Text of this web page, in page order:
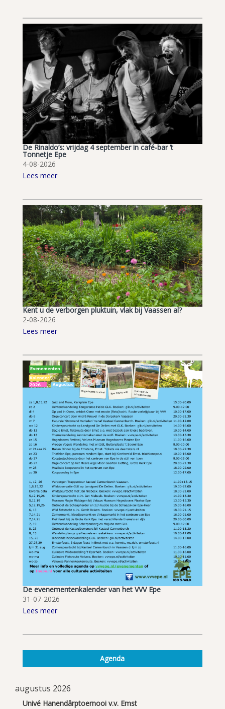
De Rinaldo’s: vrijdag 4 september in café-bar ’t
Tonnetje Epe
4-08-2026
Lees meer
Kent u de verborgen pluktuin, vlak bij Vaassen al?
2-08-2026
Lees meer
De evenementenkalender van het VVV Epe
31-07-2026
Lees meer
Agenda
augustus 2026
Univé Hanendârptoernooi v.v. Emst